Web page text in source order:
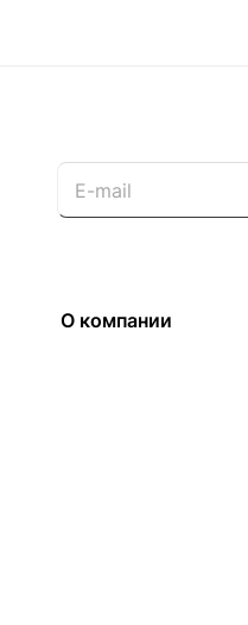
О компании